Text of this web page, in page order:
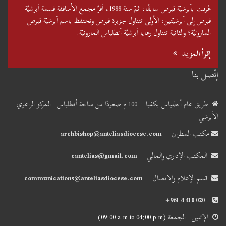
عُرفت بأبرشيّة قبرص سابقًا، ثمّ سنة 1988، أقرّ مجمع الأساقفة قسمة أبرشيّة
قبرص إلى أبرشيّتين: الأولى تتناول جزيرة قبرص وتحتفظ باسم أبرشيّة قبرص
المارونيّة؛ والثانية تتناول رعايا أبرشيّة أنطلياس المارونيّة.
إقرأ المزيد
إتّصل بنا
طريق عام أنطلياس بكفيا – 100 م صعودًا من ساحة أنطلياس - المركز الراعوي
الأبرشي
مكتب المطران
archbishop@anteliasdiocese.com
المكتب الإداري والمالي
eantelias@gmail.com
قسم الإعلام والاتصال
communications@anteliasdiocese.com
+961 4 410 020
الإثنين - الجمعة(09:00 a.m to 04:00 p.m)